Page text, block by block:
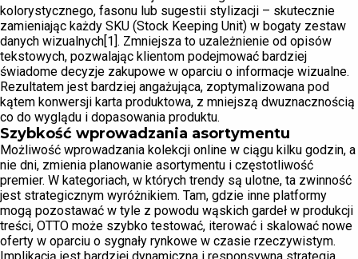
kolorystycznego, fasonu lub sugestii stylizacji – skutecznie
zamieniając każdy SKU (Stock Keeping Unit) w bogaty zestaw
danych wizualnych[1]. Zmniejsza to uzależnienie od opisów
tekstowych, pozwalając klientom podejmować bardziej
świadome decyzje zakupowe w oparciu o informacje wizualne.
Rezultatem jest bardziej angażująca, zoptymalizowana pod
kątem konwersji karta produktowa, z mniejszą dwuznacznością
co do wyglądu i dopasowania produktu.
Szybkość wprowadzania asortymentu
Możliwość wprowadzania kolekcji online w ciągu kilku godzin, a
nie dni, zmienia planowanie asortymentu i częstotliwość
premier. W kategoriach, w których trendy są ulotne, ta zwinność
jest strategicznym wyróżnikiem. Tam, gdzie inne platformy
mogą pozostawać w tyle z powodu wąskich gardeł w produkcji
treści, OTTO może szybko testować, iterować i skalować nowe
oferty w oparciu o sygnały rynkowe w czasie rzeczywistym.